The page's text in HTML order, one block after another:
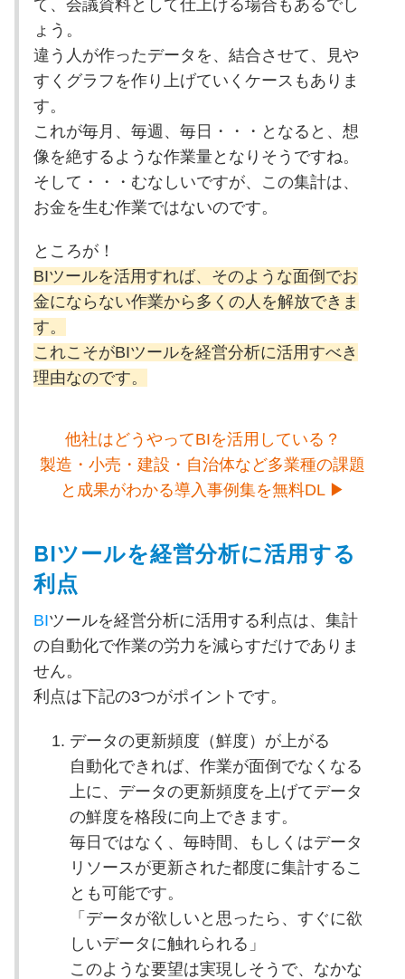
て、会議資料として仕上げる場合もあるでし
ょう。
違う人が作ったデータを、結合させて、見や
すくグラフを作り上げていくケースもありま
す。
これが毎月、毎週、毎日・・・となると、想
像を絶するような作業量となりそうですね。
そして・・・むなしいですが、この集計は、
お金を生む作業ではないのです。
ところが！
BIツールを活用すれば、そのような面倒でお
金にならない作業から多くの人を解放できま
す。
これこそがBIツールを経営分析に活用すべき
理由なのです。
他社はどうやってBIを活用している？
製造・小売・建設・自治体など多業種の課題
と成果がわかる導入事例集を無料DL ▶
BIツールを経営分析に活用する
利点
BIツールを経営分析に活用する利点は、集計
の自動化で作業の労力を減らすだけでありま
せん。
利点は下記の3つがポイントです。
データの更新頻度（鮮度）が上がる
自動化できれば、作業が面倒でなくなる
上に、データの更新頻度を上げてデータ
の鮮度を格段に向上できます。
毎日ではなく、毎時間、もしくはデータ
リソースが更新された都度に集計するこ
とも可能です。
「データが欲しいと思ったら、すぐに欲
しいデータに触れられる」
このような要望は実現しそうで、なかな